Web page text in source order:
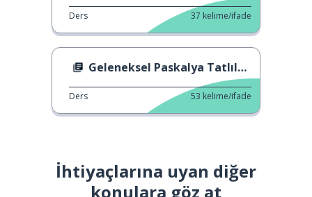
Ders 37 kelime/ifade
Geleneksel Paskalya Tatlıları
Ders 53 kelime/ifade
İhtiyaçlarına uyan diğer
konulara göz at